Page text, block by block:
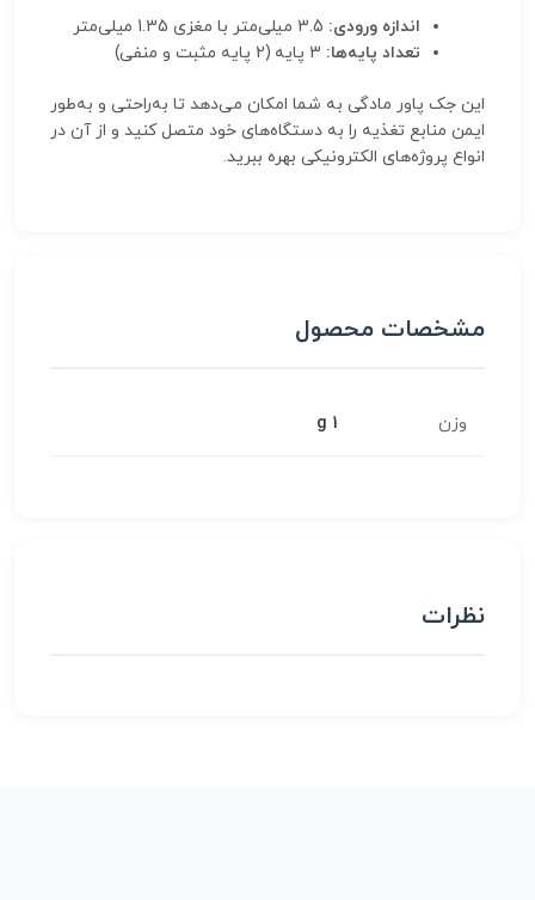
اندازه ورودی:
تعداد پایه‌ها:
این جک پاور مادگی به شما امکان می‌دهد تا به‌راحتی و به‌طور
ایمن منابع تغذیه را به دستگاه‌های خود متصل کنید و از آن در
انواع پروژه‌های الکترونیکی بهره ببرید.
مشخصات محصول
وزن 1 g
نظرات